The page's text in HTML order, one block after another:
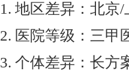
1. 地区差异：北京
2. 医院等级：三甲
3. 个体差异：长方